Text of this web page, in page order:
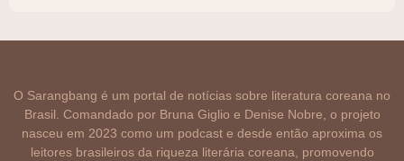
O Sarangbang é um portal de notícias sobre literatura coreana no
Brasil. Comandado por Bruna Giglio e Denise Nobre, o projeto
nasceu em 2023 como um podcast e desde então aproxima os
leitores brasileiros da riqueza literária coreana, promovendo